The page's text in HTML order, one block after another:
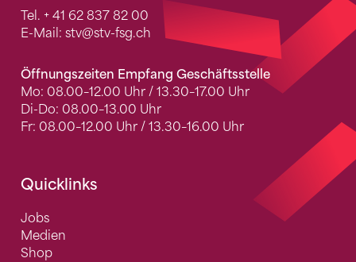
Tel. + 41 62 837 82 00
E-Mail: stv@stv-fsg.ch
Öffnungszeiten Empfang Geschäftsstelle
Mo: 08.00–12.00 Uhr / 13.30–17.00 Uhr
Di-Do: 08.00–13.00 Uhr
Fr: 08.00–12.00 Uhr / 13.30–16.00 Uhr
Quicklinks
Jobs
Medien
Shop